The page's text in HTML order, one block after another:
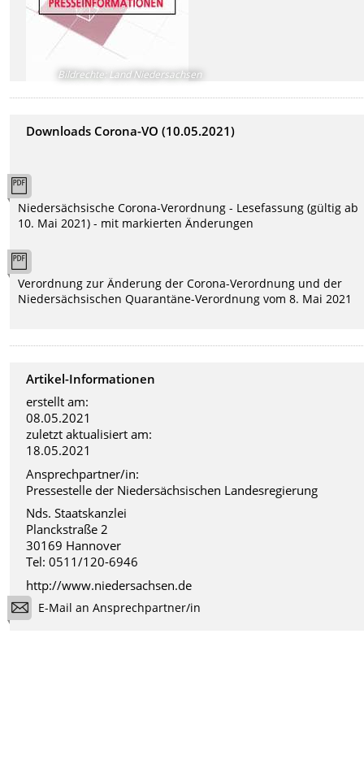
Bildrechte: Land Niedersachsen
Downloads Corona-VO (10.05.2021)
Niedersächsische Corona-Verordnung - Lesefassung (gültig ab
10. Mai 2021) - mit markierten Änderungen
Verordnung zur Änderung der Corona-Verordnung und der
Niedersächsischen Quarantäne-Verordnung vom 8. Mai 2021
Artikel-Informationen
erstellt am:
08.05.2021
zuletzt aktualisiert am:
18.05.2021
Ansprechpartner/in:
Pressestelle der Niedersächsischen Landesregierung
Nds. Staatskanzlei
Planckstraße 2
30169 Hannover
Tel: 0511/120-6946
http://www.niedersachsen.de
E-Mail an Ansprechpartner/in